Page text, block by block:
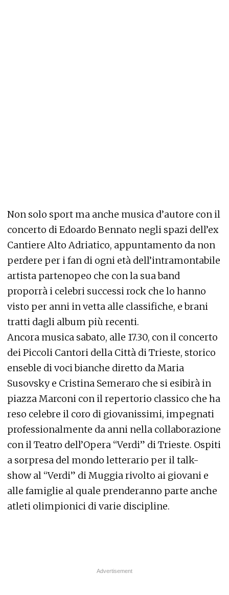
Non solo sport ma anche musica d’autore con il
concerto di Edoardo Bennato negli spazi dell’ex
Cantiere Alto Adriatico, appuntamento da non
perdere per i fan di ogni età dell’intramontabile
artista partenopeo che con la sua band
proporrà i celebri successi rock che lo hanno
visto per anni in vetta alle classifiche, e brani
tratti dagli album più recenti.
Ancora musica sabato, alle 17.30, con il concerto
dei Piccoli Cantori della Città di Trieste, storico
enseble di voci bianche diretto da Maria
Susovsky e Cristina Semeraro che si esibirà in
piazza Marconi con il repertorio classico che ha
reso celebre il coro di giovanissimi, impegnati
professionalmente da anni nella collaborazione
con il Teatro dell’Opera “Verdi” di Trieste. Ospiti
a sorpresa del mondo letterario per il talk-
show al “Verdi” di Muggia rivolto ai giovani e
alle famiglie al quale prenderanno parte anche
atleti olimpionici di varie discipline.